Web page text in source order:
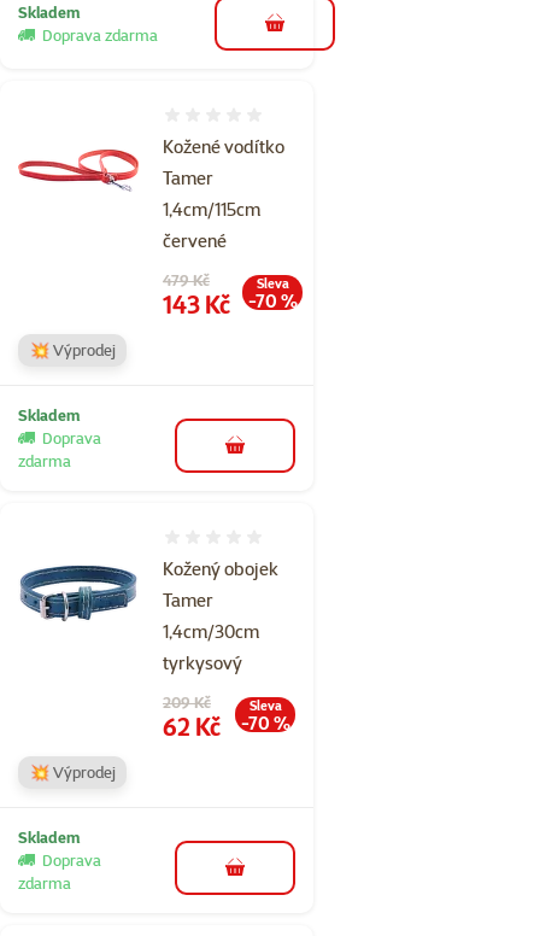
Skladem
Doprava zdarma
do košíku
Kožené vodítko
Tamer
1,4cm/115cm
červené
Původní cena
479 Kč
Cena
143 Kč
Sleva
-70 %
💥 Výprodej
Skladem
Doprava
zdarma
do košíku
Kožený obojek
Tamer
1,4cm/30cm
tyrkysový
Původní cena
209 Kč
Cena
62 Kč
Sleva
-70 %
💥 Výprodej
Skladem
Doprava
zdarma
do košíku